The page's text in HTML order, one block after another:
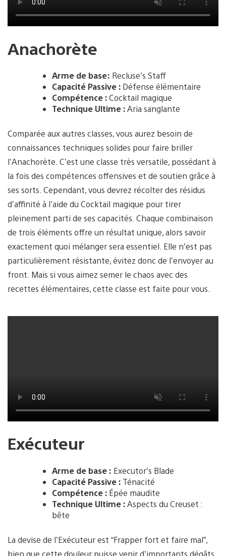
Anachorète
Arme de base: Recluse’s Staff
Capacité Passive : Défense élémentaire
Compétence :Cocktail magique
Technique Ultime :Aria sanglante
Comparée aux autres classes, vous aurez besoin de
connaissances techniques solides pour faire briller
l’Anachorète. C’est une classe très versatile, possédant à
la fois des compétences offensives et de soutien grâce à
ses sorts. Cependant, vous devrez récolter des résidus
d’affinité à l’aide du Cocktail magique pour tirer
pleinement parti de ses capacités. Chaque combinaison
de trois éléments offre un résultat unique, alors savoir
exactement quoi mélanger sera essentiel. Elle n’est pas
particulièrement résistante, évitez donc de l’envoyer au
front. Mais si vous aimez semer le chaos avec des
recettes élémentaires, cette classe est faite pour vous.
Exécuteur
Arme de base : Executor’s Blade
Capacité Passive : Ténacité
Compétence : Épée maudite
Technique Ultime :Aspects du Creuset :
bête
La devise de l’Exécuteur est “Frapper fort et faire mal”,
bien que cette douleur puisse venir d’importants dégâts